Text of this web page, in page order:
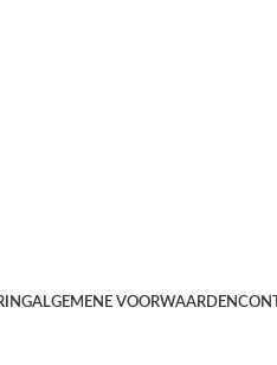
ALGEMENE VOORWAARDEN